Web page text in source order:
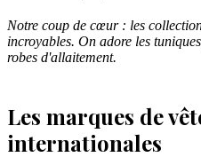
Notre coup de cœur : les
incroyables. On adore les
robes d'allaitement.
Les marques de
internationales